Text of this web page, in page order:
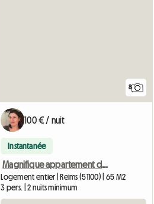
8
100 € / nuit
Instantanée
Magnifique appartement de 65 m² au dernier étage à Saint-Rémi
Logement entier | Reims (51100) | 65 M2
3 pers. | 2 nuits minimum